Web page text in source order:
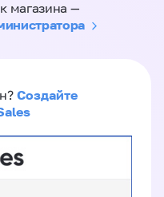
магазина —
Создайте